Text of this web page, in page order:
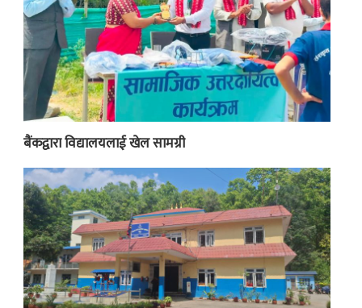
बैंकद्वारा विद्यालयलाई खेल सामग्री